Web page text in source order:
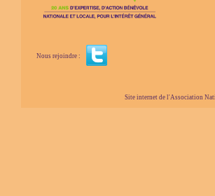
Nous rejoindre :
Site internet de l'Association Nationale pour la